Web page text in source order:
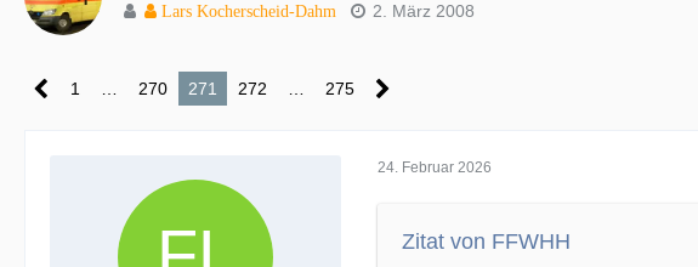
Lars Kocherscheid-Dahm 2. März 2008
1 270 271 272 275
24. Februar 2026
Zitat von FFWHH